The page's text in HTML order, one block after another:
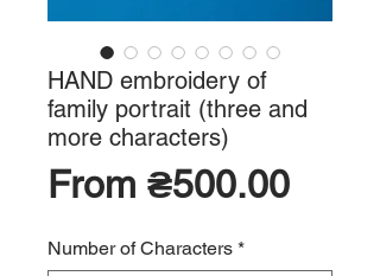
HAND embroidery of
family portrait (three and
more characters)
From ₴500.00Sale
Number of Characters *